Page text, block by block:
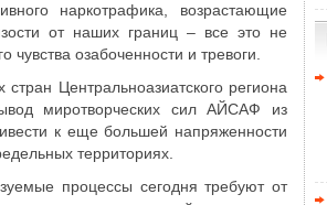
наркотрафика, возрастающие
от наших границ – все это не
чувства озабоченности и тревоги.
Центральноазиатского региона
миротворческих сил АЙСАФ из
к еще большей напряженности
территориях.
процессы сегодня требуют от